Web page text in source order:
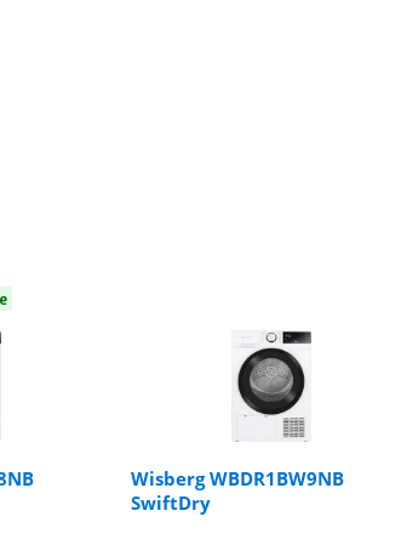
Wisberg WBDR1BW9NB
SwiftDry